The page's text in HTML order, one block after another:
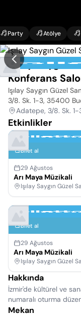
Party Atölye
Işılay Saygın
Konferans
Işılay Saygın Güzel
3/8. Sk. 1-3, 35400
Adatepe, 3/8. Sk.
Etkinlikler
Bilet al
29 Ağustos
Arı Maya Müzikali
Bilet al
29 Ağustos
Arı Maya Müzikali
Hakkında
İzmir'de kültürel ve
numaralı oturma
Mekan